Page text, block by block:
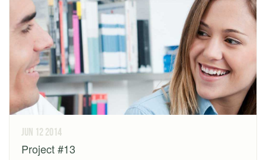
jun 12 2014
Project #13